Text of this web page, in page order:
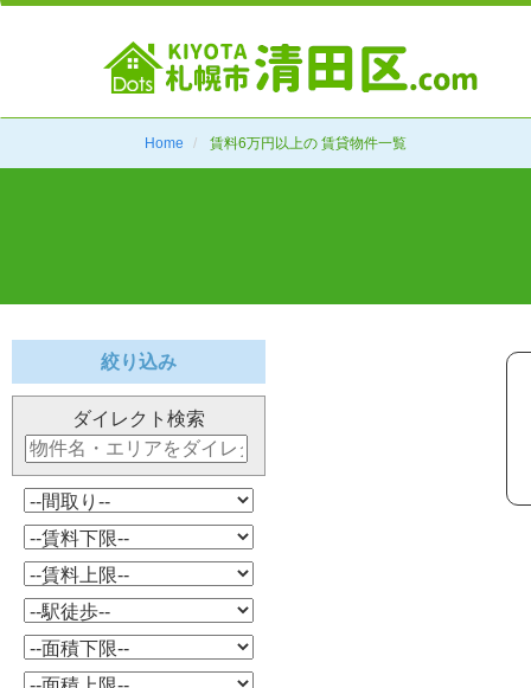
Home 賃料6万円以上の 賃貸物件一覧
絞り込み
ダイレクト検索